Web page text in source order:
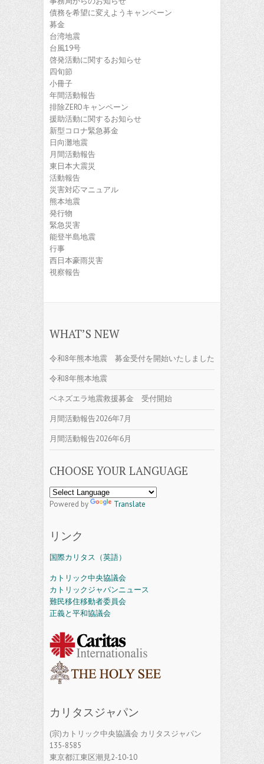
債務を希望に変えようキャンペーン
募金
台湾地震
台風19号
啓発活動に関するお知らせ
四旬節
小冊子
年間活動報告
排除ZEROキャンペーン
援助活動に関するお知らせ
新型コロナ緊急募金
日向灘地震
月間活動報告
東日本大震災
活動報告
災害対応マニュアル
熊本地震
発行物
緊急災害
能登半島地震
行事
西日本豪雨災害
視察報告
WHAT’S NEW
令和8年熊本地震 募金受付を開始いたしました
令和8年熊本地震
ベネズエラ地震救援募金 受付開始
月間活動報告2026年7月
月間活動報告2026年6月
CHOOSE YOUR LANGUAGE
Powered by Translate
リンク
国際カリタス（英語）
カトリック中央協議会
カトリックジャパンニュース
難民移住移動者委員会
正義と平和協議会
カリタスジャパン
(宗)カトリック中央協議会 カリタスジャパン
135-8585
東京都江東区潮見2-10-10